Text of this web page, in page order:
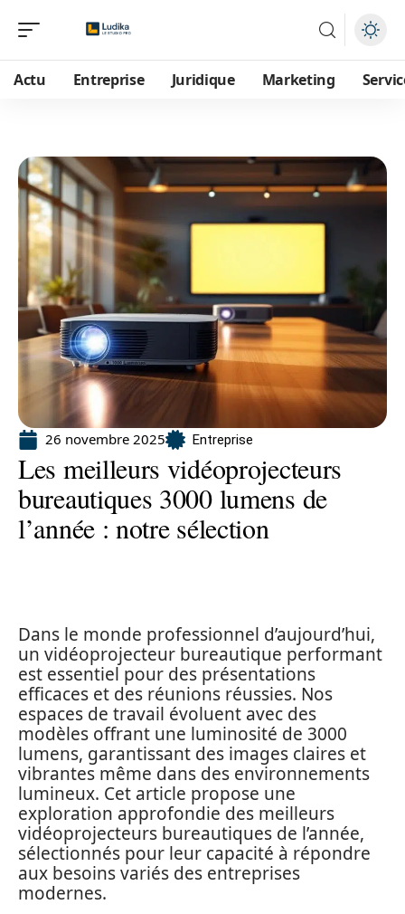
Actu Entreprise Juridique Marketing
26 novembre 2025 Entreprise
Les meilleurs vidéoprojecteurs
bureautiques 3000 lumens de
l’année : notre sélection
Dans le monde professionnel d’aujourd’hui,
un vidéoprojecteur bureautique performant
est essentiel pour des présentations
efficaces et des réunions réussies. Nos
espaces de travail évoluent avec des
modèles offrant une luminosité de 3000
lumens, garantissant des images claires et
vibrantes même dans des environnements
lumineux. Cet article propose une
exploration approfondie des meilleurs
vidéoprojecteurs bureautiques de l’année,
sélectionnés pour leur capacité à répondre
aux besoins variés des entreprises
modernes.